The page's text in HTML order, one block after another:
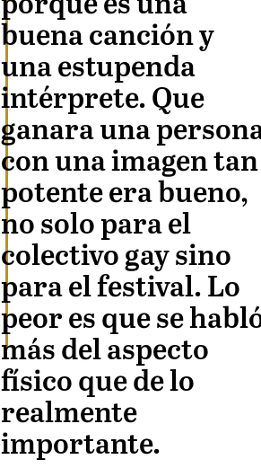
buena canción y
una estupenda
intérprete. Que
ganara una
con una imagen tan
potente era bueno,
no solo para el
colectivo gay sino
para el festival. Lo
peor es que se
más del aspecto
físico que de lo
realmente
importante.